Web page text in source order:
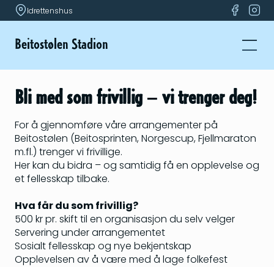
Idrettenshus
Beitostølen Stadion
Bli med som frivillig – vi trenger deg!
For å gjennomføre våre arrangementer på
Beitostølen (Beitosprinten, Norgescup, Fjellmaraton
m.fl.) trenger vi frivillige.
Her kan du bidra – og samtidig få en opplevelse og
et fellesskap tilbake.
Hva får du som frivillig?
500 kr pr. skift til en organisasjon du selv velger
Servering under arrangementet
Sosialt fellesskap og nye bekjentskap
Opplevelsen av å være med å lage folkefest